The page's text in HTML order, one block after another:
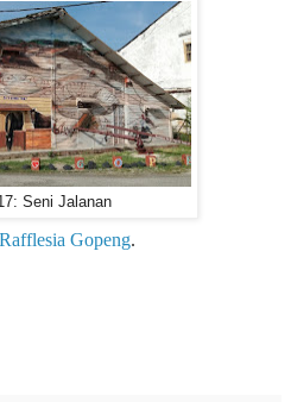
Seni Jalanan
Gopeng.